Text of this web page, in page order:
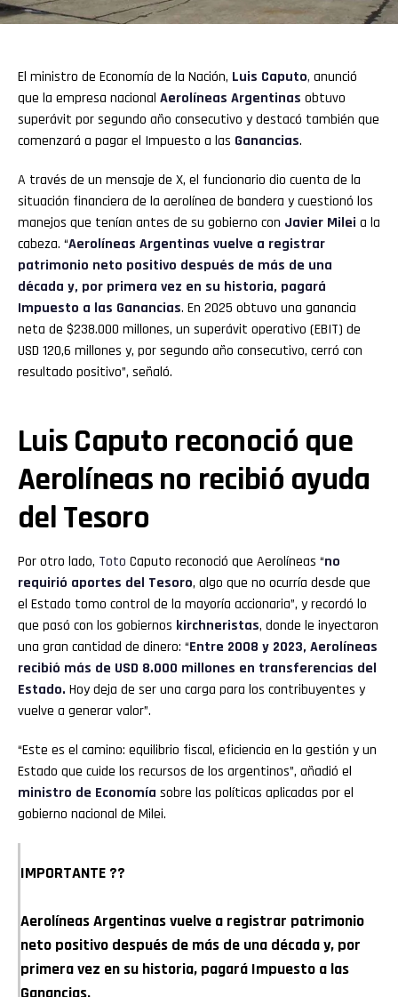
El ministro de Economía de la Nación, Luis Caputo, anunció
que la empresa nacional Aerolíneas Argentinas obtuvo
superávit por segundo año consecutivo y destacó también que
comenzará a pagar el Impuesto a las Ganancias.
A través de un mensaje de X, el funcionario dio cuenta de la
situación financiera de la aerolínea de bandera y cuestionó los
manejos que tenían antes de su gobierno con Javier Milei a la
cabeza. “Aerolíneas Argentinas vuelve a registrar
patrimonio neto positivo después de más de una
década y, por primera vez en su historia, pagará
Impuesto a las Ganancias. En 2025 obtuvo una ganancia
neta de $238.000 millones, un superávit operativo (EBIT) de
USD 120,6 millones y, por segundo año consecutivo, cerró con
resultado positivo”, señaló.
Luis Caputo reconoció que
Aerolíneas no recibió ayuda
del Tesoro
Por otro lado, Toto Caputo reconoció que Aerolíneas “no
requirió aportes del Tesoro, algo que no ocurría desde que
el Estado tomo control de la mayoría accionaria”, y recordó lo
que pasó con los gobiernos kirchneristas, donde le inyectaron
una gran cantidad de dinero: “Entre 2008 y 2023, Aerolíneas
recibió más de USD 8.000 millones en transferencias del
Estado. Hoy deja de ser una carga para los contribuyentes y
vuelve a generar valor”.
“Este es el camino: equilibrio fiscal, eficiencia en la gestión y un
Estado que cuide los recursos de los argentinos”, añadió el
ministro de Economía sobre las políticas aplicadas por el
gobierno nacional de Milei.
IMPORTANTE ??
Aerolíneas Argentinas vuelve a registrar patrimonio
neto positivo después de más de una década y, por
primera vez en su historia, pagará Impuesto a las